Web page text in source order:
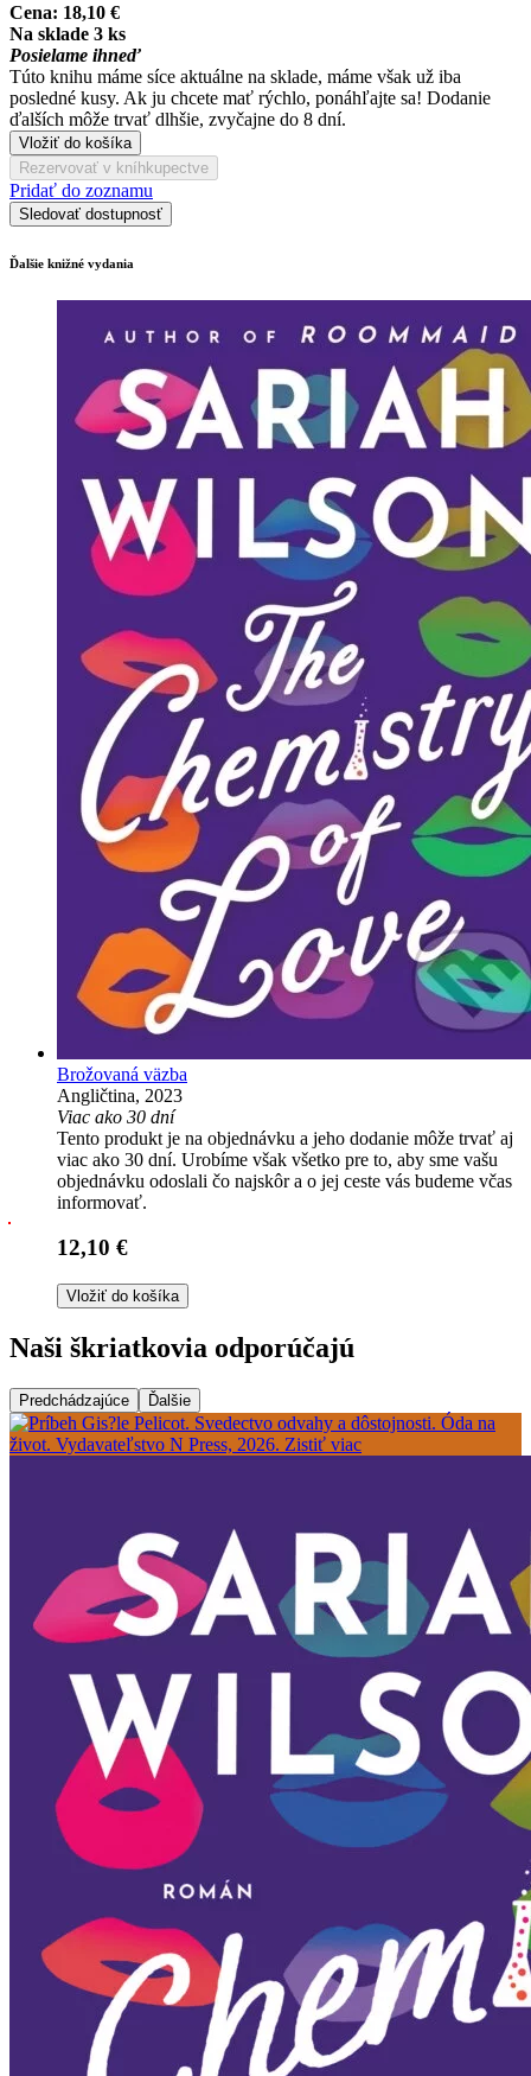
Cena: 18,10 €
Na sklade 3 ks
Posielame ihneď
Túto knihu máme síce aktuálne na sklade, máme však už iba
posledné kusy. Ak ju chcete mať rýchlo, ponáhľajte sa! Dodanie
ďalších môže trvať dlhšie, zvyčajne do 8 dní.
Vložiť do košíka
Rezervovať v kníhkupectve
Pridať do zoznamu
Sledovať dostupnosť
Ďalšie knižné vydania
Brožovaná väzba
Angličtina, 2023
Viac ako 30 dní
Tento produkt je na objednávku a jeho dodanie môže trvať aj
viac ako 30 dní. Urobíme však všetko pre to, aby sme vašu
objednávku odoslali čo najskôr a o jej ceste vás budeme včas
informovať.
12,10 €
Vložiť do košíka
Naši škriatkovia odporúčajú
Predchádzajúce Ďalšie